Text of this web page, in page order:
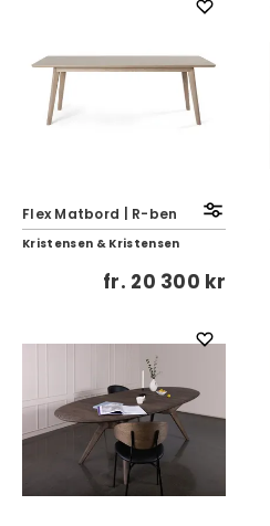
Flex Matbord | R-ben
Kristensen & Kristensen
fr. 20 300 kr